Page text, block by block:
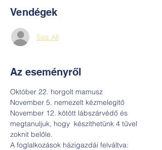
Vendégek
See All
Az eseményről
Október 22. horgolt mamusz
November 5. nemezelt kézmelegítő
November 12. kötött lábszárvédő és
megtanuljuk, hogy  készíthetünk 4 tűvel
zoknit belőle.
A foglalkozások házigazdái felváltva: